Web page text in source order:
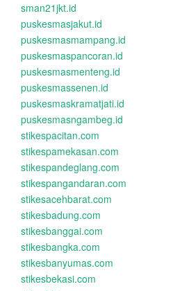
sman21jkt.id
puskesmasjakut.id
puskesmasmampang.id
puskesmaspancoran.id
puskesmasmenteng.id
puskesmassenen.id
puskesmaskramatjati.id
puskesmasngambeg.id
stikespacitan.com
stikespamekasan.com
stikespandeglang.com
stikespangandaran.com
stikesacehbarat.com
stikesbadung.com
stikesbanggai.com
stikesbangka.com
stikesbanyumas.com
stikesbekasi.com